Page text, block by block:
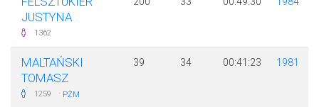
JUSTYNA
1362
MALTAŃSKI
TOMASZ
1259 · PŻM
39 34 00:41:23 1981